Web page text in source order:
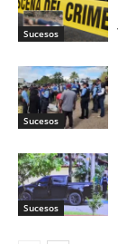
Sucesos
Sucesos
Sucesos